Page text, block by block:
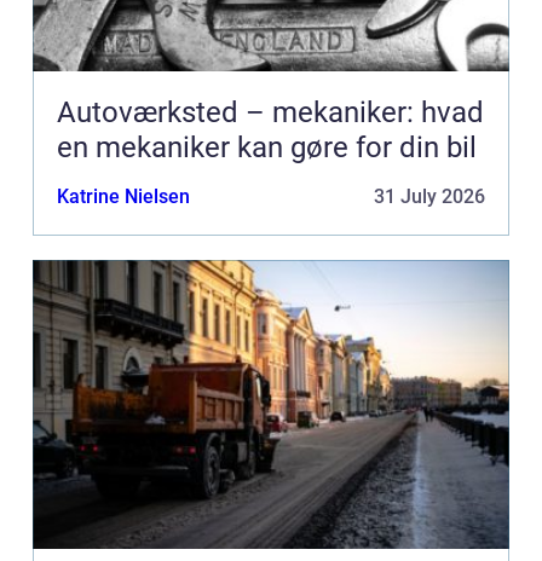
Autoværksted – mekaniker: hvad
en mekaniker kan gøre for din bil
Katrine Nielsen 31 July 2026